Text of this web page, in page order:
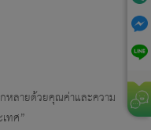
หลายด้วยคุณค่าและความ
ทศ”